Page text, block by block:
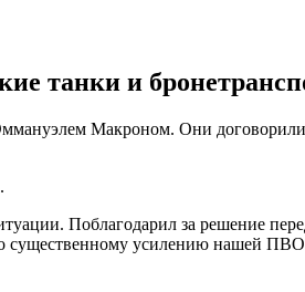
танки и
Макроном. Они
Поблагодарил за решение
существенному усилению нашей